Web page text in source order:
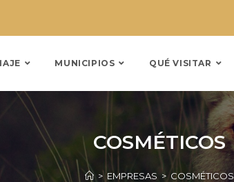
MUNICIPIOS QUÉ VISITAR
COSMÉTICOS
> EMPRESAS > COSMÉTICOS